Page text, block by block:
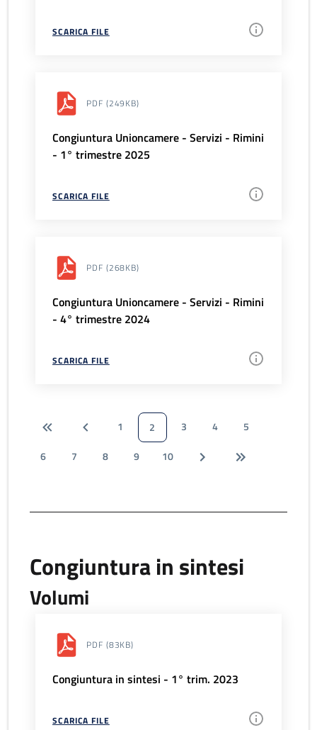
SCARICA FILE
PDF (249KB)
Congiuntura Unioncamere - Servizi - Rimini
- 1° trimestre 2025
SCARICA FILE
PDF (268KB)
Congiuntura Unioncamere - Servizi - Rimini
- 4° trimestre 2024
SCARICA FILE
1 2 3 4
5
6
7 8 9 10
Congiuntura in sintesi
Volumi
PDF (83KB)
Congiuntura in sintesi - 1° trim. 2023
SCARICA FILE